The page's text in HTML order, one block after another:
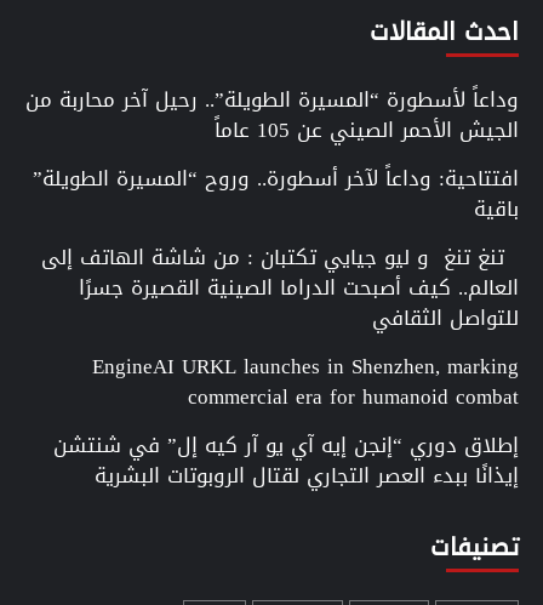
احدث المقالات
وداعاً لأسطورة “المسيرة الطويلة”.. رحيل آخر محاربة من
الجيش الأحمر الصيني عن 105 عاماً
افتتاحية: وداعاً لآخر أسطورة.. وروح “المسيرة الطويلة”
باقية
تنغ تنغ و ليو جيايي تكتبان : من شاشة الهاتف إلى
العالم.. كيف أصبحت الدراما الصينية القصيرة جسرًا
للتواصل الثقافي
EngineAI URKL launches in Shenzhen, marking
commercial era for humanoid combat
إطلاق دوري “إنجن إيه آي يو آر كيه إل” في شنتشن
إيذانًا ببدء العصر التجاري لقتال الروبوتات البشرية
تصنيفات